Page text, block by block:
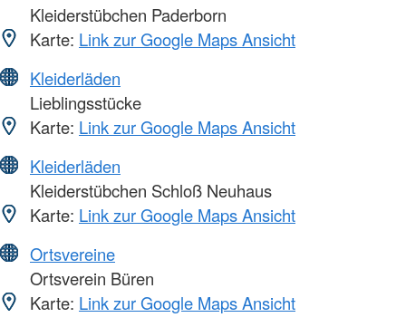
Kleiderstübchen Paderborn
Karte: Link zur Google Maps Ansicht
Kleiderläden
Lieblingsstücke
Karte: Link zur Google Maps Ansicht
Kleiderläden
Kleiderstübchen Schloß Neuhaus
Karte: Link zur Google Maps Ansicht
Ortsvereine
Ortsverein Büren
Karte: Link zur Google Maps Ansicht